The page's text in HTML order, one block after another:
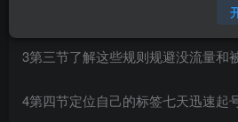
2第二节同城团购的三大模式商家该
3第三节了解这些规则规避没流量和
4第四节定位自己的标签七天迅速起